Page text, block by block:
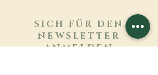
SICH FÜR DEN
NEWSLETTER
ANMELDEN